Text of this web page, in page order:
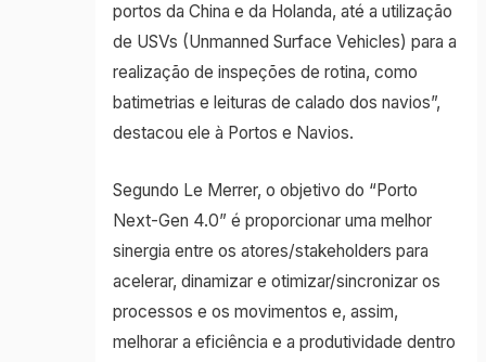
portos da China e da Holanda, até a utilização
de USVs (Unmanned Surface Vehicles) para a
realização de inspeções de rotina, como
batimetrias e leituras de calado dos navios”,
destacou ele à Portos e Navios.
Segundo Le Merrer, o objetivo do “Porto
Next-Gen 4.0” é proporcionar uma melhor
sinergia entre os atores/stakeholders para
acelerar, dinamizar e otimizar/sincronizar os
processos e os movimentos e, assim,
melhorar a eficiência e a produtividade dentro